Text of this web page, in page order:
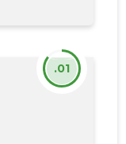
.01